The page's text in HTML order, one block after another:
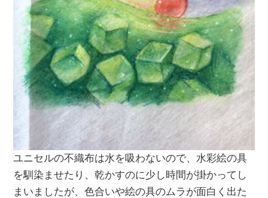
ユニセルの不織布は水を吸わないので、水彩絵の具
を馴染ませたり、乾かすのに少し時間が掛かってし
まいましたが、色合いや絵の具のムラが面白く出た